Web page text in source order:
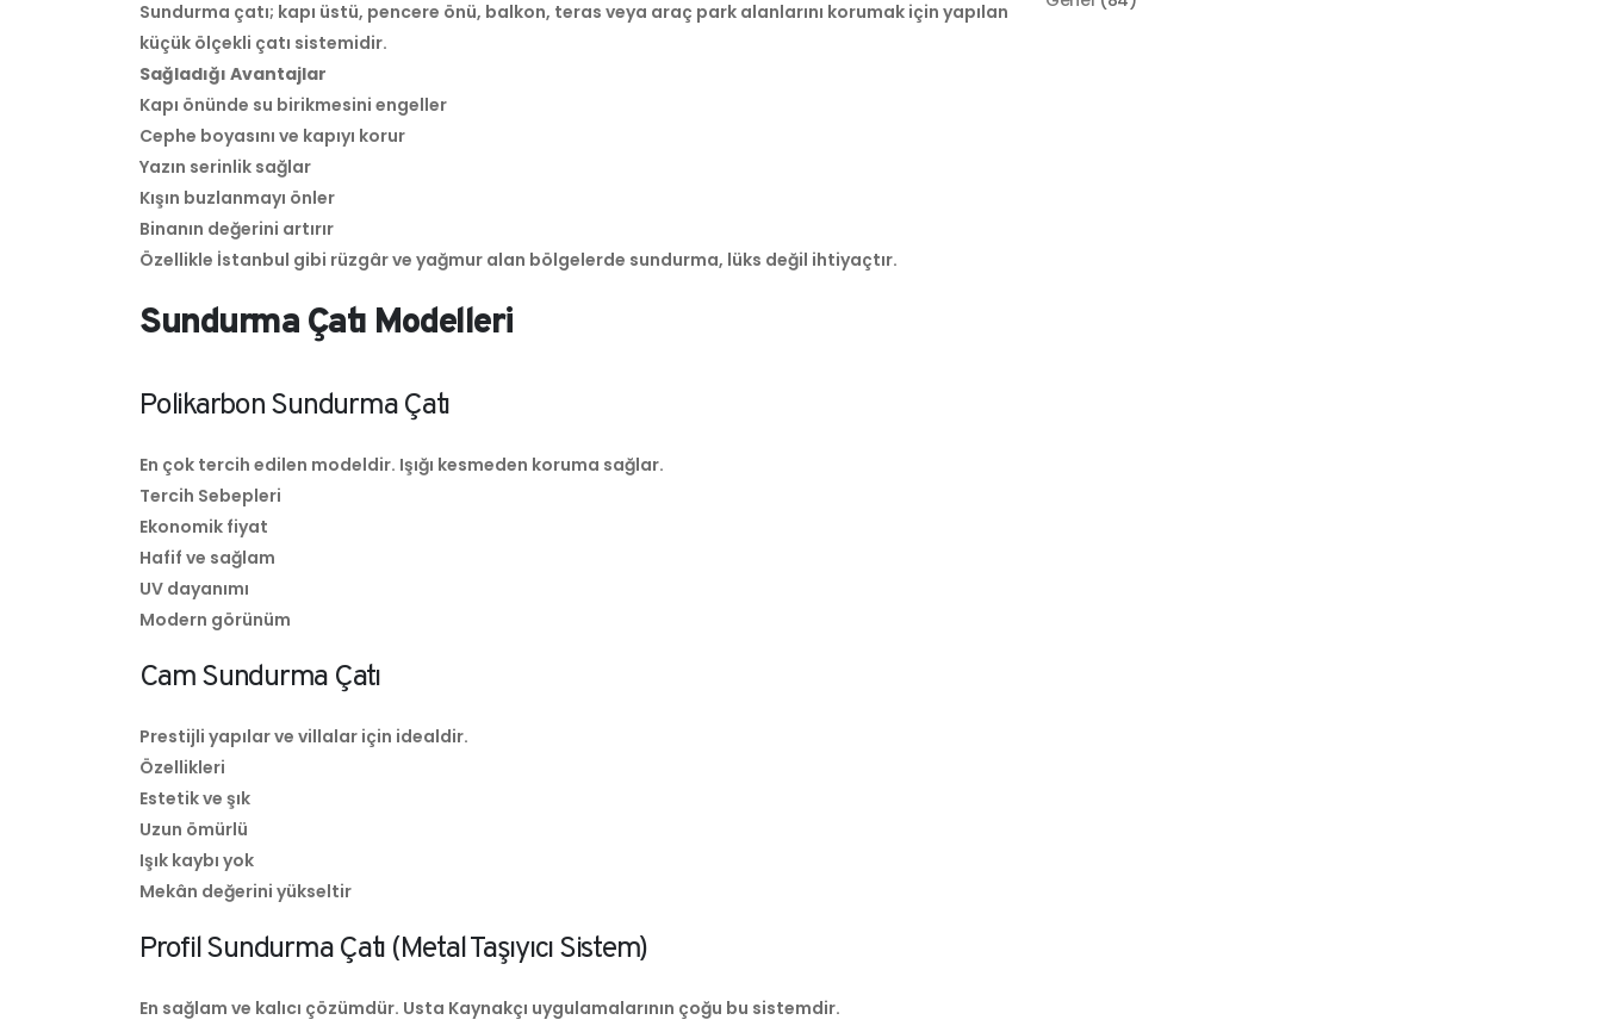
Sundurma çatı; kapı üstü, pencere önü, balkon, teras veya araç park alanlarını korumak için yapılan
küçük ölçekli çatı sistemidir.
Sağladığı Avantajlar
Kapı önünde su birikmesini engeller
Cephe boyasını ve kapıyı korur
Yazın serinlik sağlar
Kışın buzlanmayı önler
Binanın değerini artırır
Özellikle İstanbul gibi rüzgâr ve yağmur alan bölgelerde sundurma, lüks değil ihtiyaçtır.
Sundurma Çatı Modelleri
Polikarbon Sundurma Çatı
En çok tercih edilen modeldir. Işığı kesmeden koruma sağlar.
Tercih Sebepleri
Ekonomik fiyat
Hafif ve sağlam
UV dayanımı
Modern görünüm
Cam Sundurma Çatı
Prestijli yapılar ve villalar için idealdir.
Özellikleri
Estetik ve şık
Uzun ömürlü
Işık kaybı yok
Mekân değerini yükseltir
Profil Sundurma Çatı (Metal Taşıyıcı Sistem)
En sağlam ve kalıcı çözümdür. Usta Kaynakçı uygulamalarının çoğu bu sistemdir.